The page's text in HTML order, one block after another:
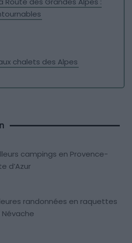
chalets des Alpes
campings en Provence-
d’Azur
randonnées en raquettes